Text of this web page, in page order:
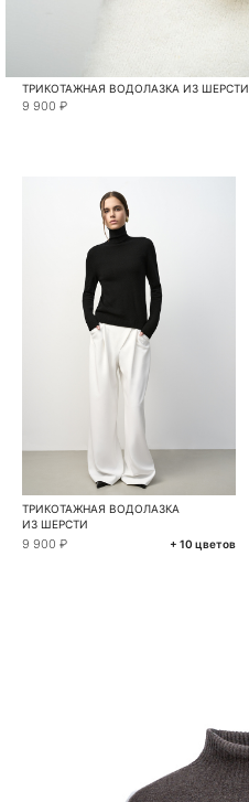
ТРИКОТАЖНАЯ ВОДОЛАЗКА ИЗ ШЕРСТИ
9 900 ₽
ТРИКОТАЖНАЯ ВОДОЛАЗКА
ИЗ ШЕРСТИ
9 900 ₽ + 10 цветов